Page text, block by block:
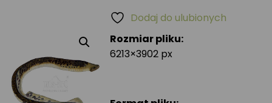
Rozmiar pliku:
6213×3902 px
Dodaj do ulubionych